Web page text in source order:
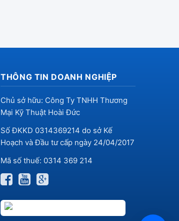
THÔNG TIN DOANH NGHIỆP
Chủ sở hữu: Công Ty TNHH Thương
Mại Kỹ Thuật Hoài Đức
Số ĐKKD 0314369214 do sở Kế
Hoạch và Đầu tư cấp ngày 24/04/2017
Mã số thuế: 0314 369 214